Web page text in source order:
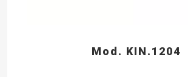
Mod. KIN.1204